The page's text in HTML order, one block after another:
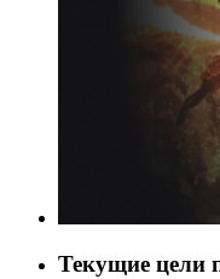
Текущие цели